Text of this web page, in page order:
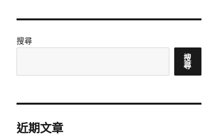
搜尋
搜
尋
近期文章